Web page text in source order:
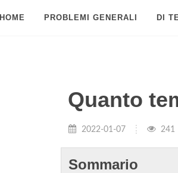
PROBLEMI GENERALI DI
Quanto
2022-01-07 241
Sommario